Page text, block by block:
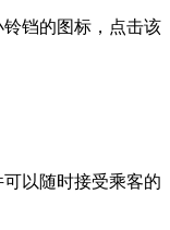
铛的图标，点击该
以随时接受乘客的